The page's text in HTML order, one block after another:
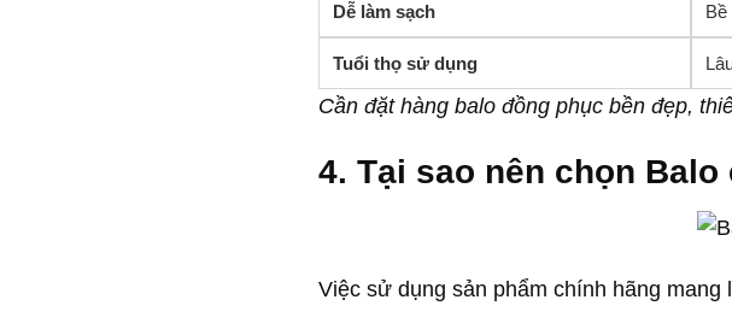
Dễ làm sạch Bề
Tuổi thọ sử dụng
Cần đặt hàng balo đồng phục bền đẹp,
4. Tại sao nên chọn
Việc sử dụng sản phẩm chính hãng mang